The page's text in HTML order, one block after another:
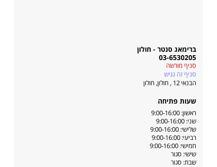
ברימאג סנטר - חולון
03-6530205
סניף מורשה
סניף זה נגיש
הבנאי 12 , חולון
, חולון
שעות פתיחה
ראשון: 9:00-16:00
שני: 9:00-16:00
שלישי: 9:00-16:00
רביעי: 9:00-16:00
חמישי: 9:00-16:00
שישי: סגור
שבת: סגור